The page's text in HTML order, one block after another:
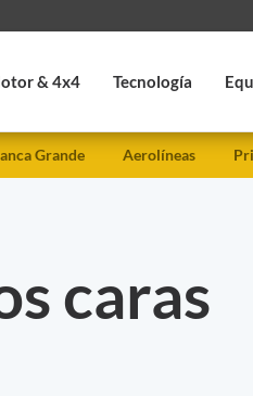
& 4x4 Tecnología
Grande Aerolíneas
caras